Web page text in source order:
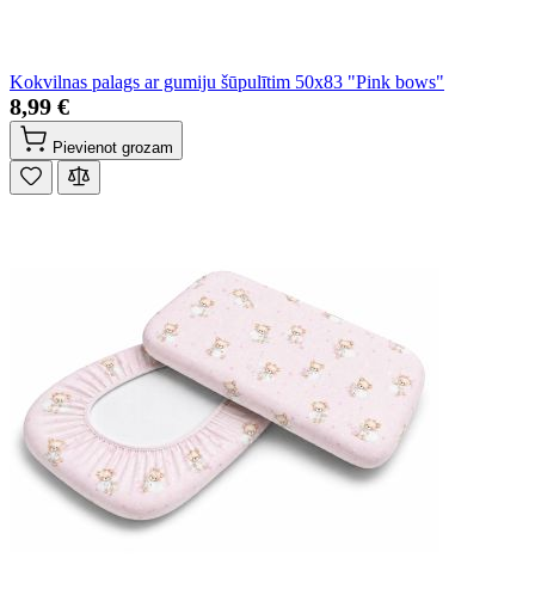
Kokvilnas palags ar gumiju šūpulītim 50x83 "Pink bows"
8,99 €
Pievienot grozam